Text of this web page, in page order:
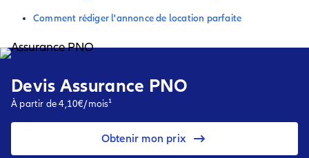
Comment rédiger l'annonce de location parfaite
Devis Assurance PNO
À partir de 4,10€/mois¹
Obtenir mon prix